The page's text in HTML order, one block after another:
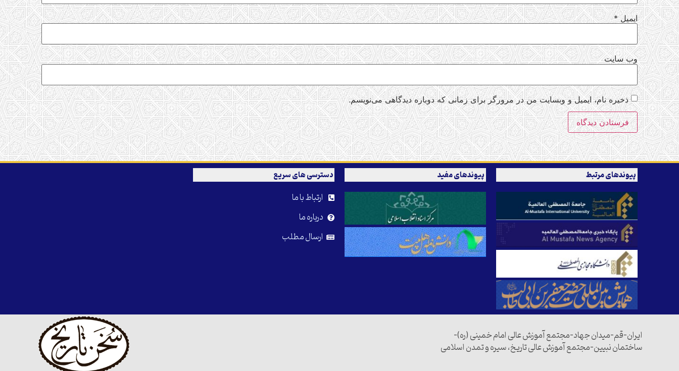
ایمیل*
وب‌ سایت
ذخیره نام، ایمیل و وبسایت من در مرورگر برای زمانی که دوباره دیدگاهی می‌نویسم.
پیوندهای مرتبط پیوندهای مفید دسترسی های سریع
ارتباط با ما
درباره ما
ارسال مطلب
ایران-قم-میدان جهاد-مجتمع آموزش عالی امام خمینی (ره)-
ساختمان نبیین-مجتمع آموزش عالی تاریخ، سیره و تمدن اسلامی